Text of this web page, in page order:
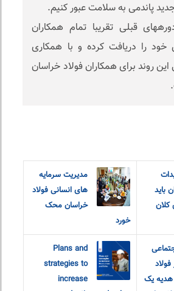
پاندمی به سلامت عبور کنیم.
قبلی تقریبا تمام همکاران
را دریافت کرده و با همکاری
این روند برای همکاران فولاد خراسان
باید
کلان
مدیریت سرمایه
های انسانی فولاد
خراسان محک
خورد
هدیه یک
Plans and
strategies to
increase